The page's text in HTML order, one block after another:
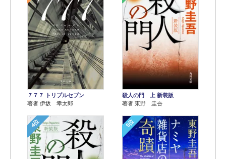
７７７ トリプルセブン
著者 伊坂 幸太郎
殺人の門 上 新装版
著者 東野 圭吾
4位 5位